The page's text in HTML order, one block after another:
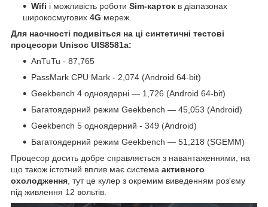
Wifi і можливість роботи Sim-карток в діапазонах
широкосмугових 4G мереж.
Для наочності подивіться на ці синтетичні тестові
процесори Unisoc UIS8581a:
AnTuTu - 87,765
PassMark CPU Mark - 2,074 (Android 64-bit)
Geekbench 4 одноядерні — 1,726 (Android 64-bit)
Багатоядерний режим Geekbench — 45,053 (Android)
Geekbench 5 одноядерний - 349 (Android)
Багатоядерний режим Geekbench — 51,218 (SGEMM)
Процесор досить добре справляється з навантаженнями, на
що також істотний вплив має система активного
охолодження , тут це кулер з окремим виведенням роз'єму
під живлення 12 вольтів.